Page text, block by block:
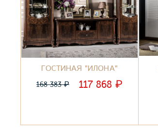
ГОСТИНАЯ "ИЛОНА"
168 383₽ 117 868₽